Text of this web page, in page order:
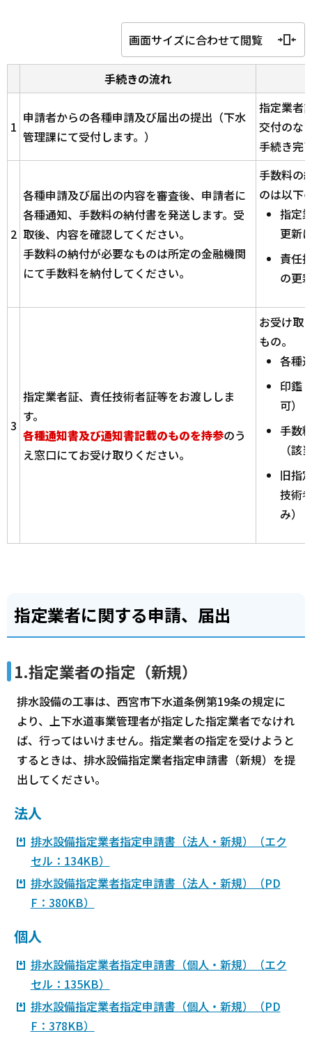
画面サイズに合わせて閲覧
手続きの流れ
1
申請者からの各種申請及び届出の提出（下水
管理課にて受付します。）
指定業者
交付のな
手続き完
2
各種申請及び届出の内容を審査後、申請者に
各種通知、手数料の納付書を発送します。受
取後、内容を確認してください。
手数料の納付が必要なものは所定の金融機関
にて手数料を納付してください。
手数料の
のは以下
指定
更新
責任
の更
3
指定業者証、責任技術者証等をお渡ししま
す。
各種通知書及び通知書記載のものを持参のう
え窓口にてお受け取りください。
お受け取
もの。
各種
印鑑
可）
手数
（該
旧指
技術
み）
指定業者に関する申請、届出
1.指定業者の指定（新規）
排水設備の工事は、西宮市下水道条例第19条の規定に
より、上下水道事業管理者が指定した指定業者でなけれ
ば、行ってはいけません。指定業者の指定を受けようと
するときは、排水設備指定業者指定申請書（新規）を提
出してください。
法人
排水設備指定業者指定申請書（法人・新規）（エク
セル：134KB）
排水設備指定業者指定申請書（法人・新規）（PD
F：380KB）
個人
排水設備指定業者指定申請書（個人・新規）（エク
セル：135KB）
排水設備指定業者指定申請書（個人・新規）（PD
F：378KB）